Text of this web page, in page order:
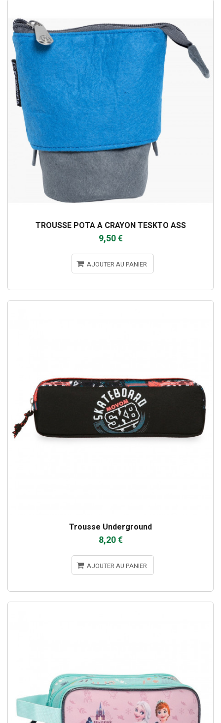
TROUSSE POTA A CRAYON TESKTO ASS
9,50 €
AJOUTER AU PANIER
Trousse Underground
8,20 €
AJOUTER AU PANIER